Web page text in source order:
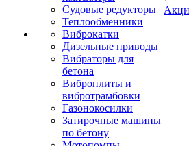
Судовые редукторы
Теплообменники
Виброкатки
Дизельные приводы
Вибраторы для
бетона
Виброплиты и
вибротрамбовки
Газонокосилки
Затирочные машины
по бетону